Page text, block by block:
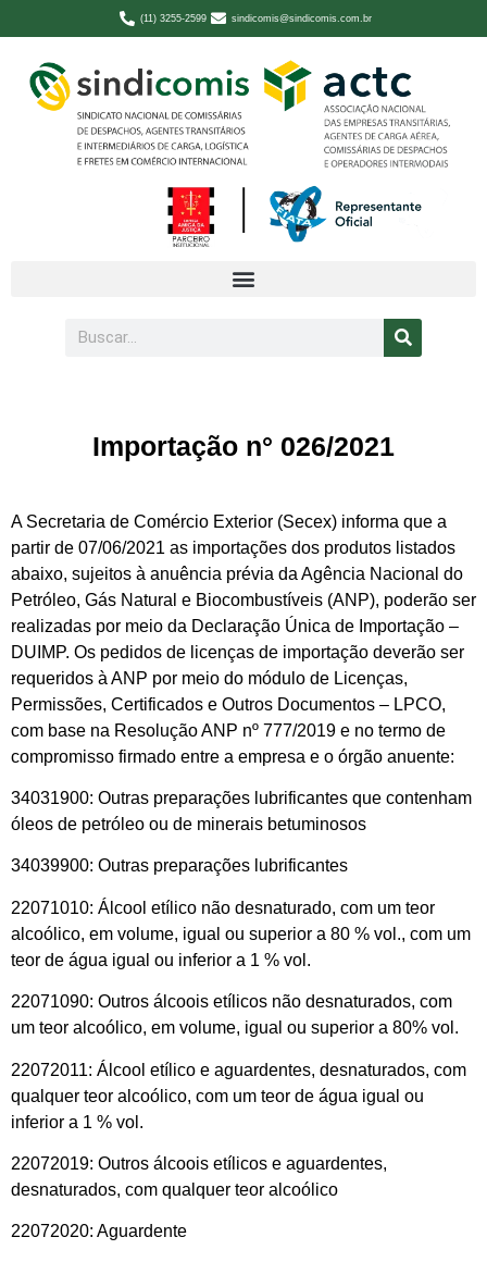
(11) 3255-2599 sindicomis@sindicomis.com.br
Importação n° 026/2021
A Secretaria de Comércio Exterior (Secex) informa que a
partir de 07/06/2021 as importações dos produtos listados
abaixo, sujeitos à anuência prévia da Agência Nacional do
Petróleo, Gás Natural e Biocombustíveis (ANP), poderão ser
realizadas por meio da Declaração Única de Importação –
DUIMP. Os pedidos de licenças de importação deverão ser
requeridos à ANP por meio do módulo de Licenças,
Permissões, Certificados e Outros Documentos – LPCO,
com base na Resolução ANP nº 777/2019 e no termo de
compromisso firmado entre a empresa e o órgão anuente:
34031900: Outras preparações lubrificantes que contenham
óleos de petróleo ou de minerais betuminosos
34039900: Outras preparações lubrificantes
22071010: Álcool etílico não desnaturado, com um teor
alcoólico, em volume, igual ou superior a 80 % vol., com um
teor de água igual ou inferior a 1 % vol.
22071090: Outros álcoois etílicos não desnaturados, com
um teor alcoólico, em volume, igual ou superior a 80% vol.
22072011: Álcool etílico e aguardentes, desnaturados, com
qualquer teor alcoólico, com um teor de água igual ou
inferior a 1 % vol.
22072019: Outros álcoois etílicos e aguardentes,
desnaturados, com qualquer teor alcoólico
22072020: Aguardente